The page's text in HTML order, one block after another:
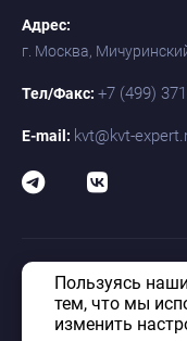
Пользуясь
тем, что мы
изменить
Адрес:
г. Москва,
Тел/Факс: +7 (499)
E-mail: kvt@kvt-
© «КВТ» 1992–2026.
Политика в